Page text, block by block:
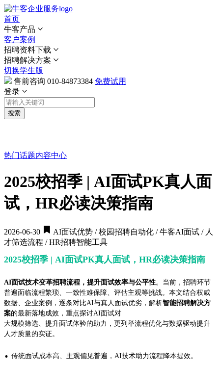
首页
牛客产品
客户案例
招聘资料下载
招聘解决方案
切换学生版
售前咨询 010-84873384 免费试用
登录
搜索
热门话题内容中心
2025校招季 | AI面试PK真人面
试，HR必读决策指南
2026-06-30
AI面试优势 / 校园招聘自动化 / 牛客AI面试 / 人
才筛选流程 / HR招聘智能工具
2025校招季 | AI面试PK真人面试，HR必读决策指南
AI面试技术变革招聘流程，提升面试效率与公平性。当前，招聘环节
普遍面临流程繁琐、一致性难保障、评估主观等挑战。本文结合权威
数据、企业案例，逐条对比AI与真人面试优劣，解析智能招聘解决方
案的最新落地成效，重点探讨AI面试对
大规模筛选、提升面试体验的助力，更列举流程优化与数据驱动提升
人才质量的实证。
· 传统面试成本高、主观偏见普遍，AI技术助力流程降本提效。